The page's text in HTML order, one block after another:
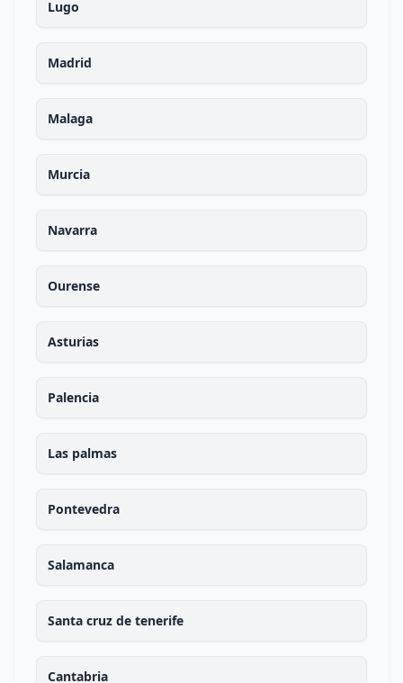
Lugo
Madrid
Malaga
Murcia
Navarra
Ourense
Asturias
Palencia
Las palmas
Pontevedra
Salamanca
Santa cruz de tenerife
Cantabria